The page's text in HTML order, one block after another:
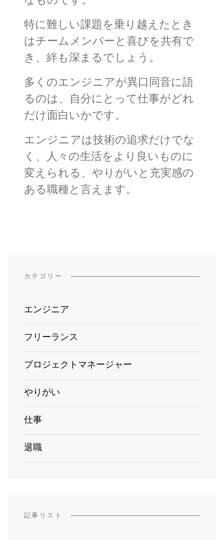
特に難しい課題を乗り越えたとき
はチームメンバーと喜びを共有で
き、絆も深まるでしょう。
多くのエンジニアが異口同音に語
るのは、自分にとって仕事がどれ
だけ面白いかです。
エンジニアは技術の追求だけでな
く、人々の生活をより良いものに
変えられる、やりがいと充実感の
ある職種と言えます。
カテゴリー
エンジニア
フリーランス
プロジェクトマネージャー
やりがい
仕事
退職
記事リスト